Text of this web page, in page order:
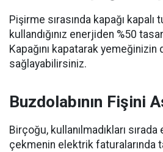
Pişirme sırasında kapağı
kullandığınız enerjiden %50
Kapağını kapatarak
sağlayabilirsiniz.
Buzdolabının Fişini
Birçoğu, kullanılmadıkları
çekmenin elektrik faturalarında